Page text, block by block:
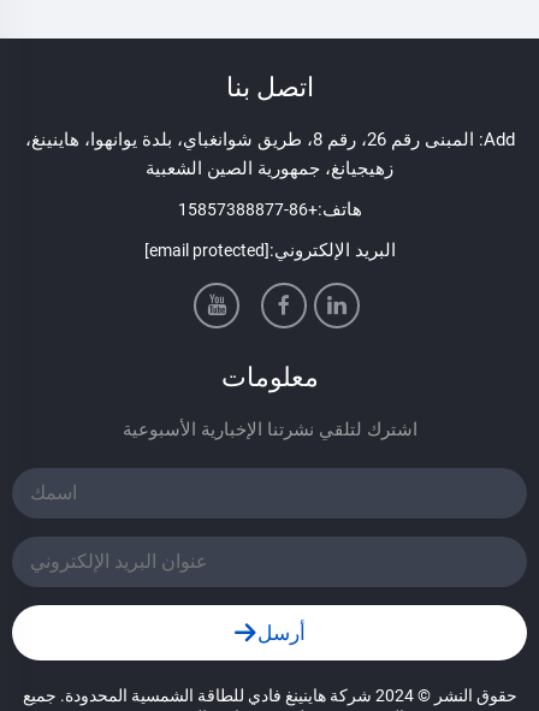
اتصل بنا
Add: المبنى رقم 26، رقم 8، طريق شوانغباي، بلدة يوانهوا، هاينينغ،
زهيجيانغ، جمهورية الصين الشعبية
هاتف:+86-15857388877
البريد الإلكتروني:[email protected]
معلومات
اشترك لتلقي نشرتنا الإخبارية الأسبوعية
أرسل
حقوق النشر © 2024 شركة هاينينغ فادي للطاقة الشمسية المحدودة. جميع